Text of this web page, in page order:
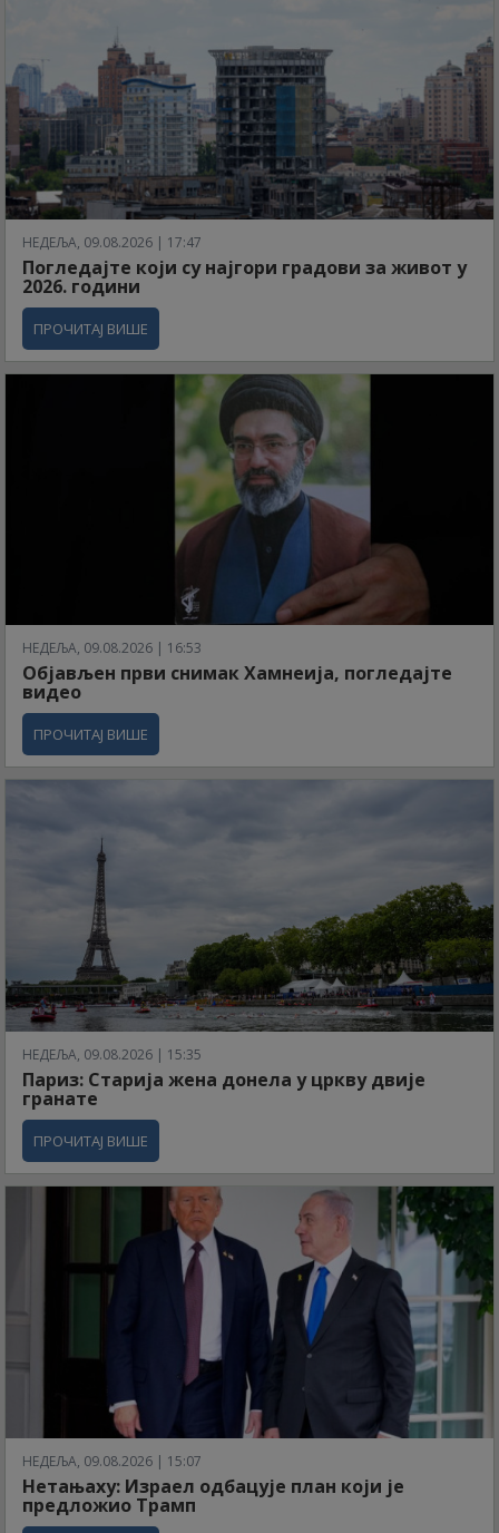
НЕДЕЉА, 09.08.2026 | 17:47
Погледајте који су најгори градови за живот у
2026. години
ПРОЧИТАЈ ВИШЕ
НЕДЕЉА, 09.08.2026 | 16:53
Објављен први снимак Хамнеија, погледајте
видео
ПРОЧИТАЈ ВИШЕ
НЕДЕЉА, 09.08.2026 | 15:35
Париз: Старија жена донела у цркву двије
гранате
ПРОЧИТАЈ ВИШЕ
НЕДЕЉА, 09.08.2026 | 15:07
Нетањаху: Израел одбацује план који је
предложио Трамп